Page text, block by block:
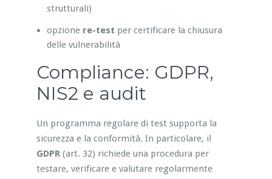
strutturali)
opzione re-test per certificare la chiusura
delle vulnerabilità
Compliance: GDPR,
NIS2 e audit
Un programma regolare di test supporta la
sicurezza e la conformità. In particolare, il
GDPR(art. 32) richiede una procedura per
testare, verificare e valutare regolarmente